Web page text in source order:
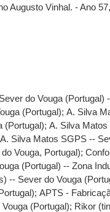
Augusto Vinhal. - Ano
do Vouga (Portugal)
(Portugal);A. Silva
(Portugal);A. Silva Matos
A. Silva Matos SGPS --
Vouga, Portugal);
(Portugal) -- Zona
-- Sever do Vouga
;APTS -
(Portugal); Rikor